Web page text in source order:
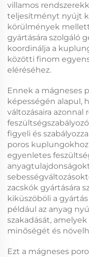
villamos
teljesítményt nyújt
körülmények
gyártására szolgáló
koordinálja a
közötti finom
eléréséhez.
Ennek a mágneses
képességén alapul,
változásaira azonnal
figyeli és
poros
egyenletes
zacskók gyártására
kiküszöböli a
például az anyag
szakadását,
minőségét és
Ezt a mágneses